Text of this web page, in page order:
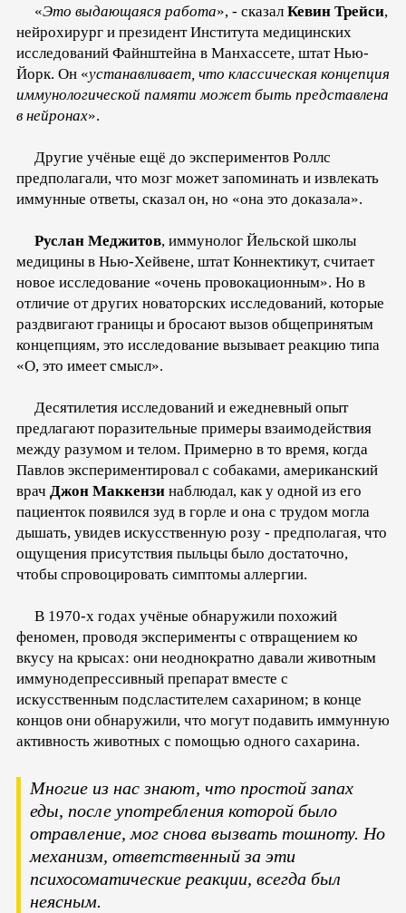
«Это выдающаяся работа», - сказал Кевин Трейси,
нейрохирург и президент Института медицинских
исследований Файнштейна в Манхассете, штат Нью-
Йорк. Он «устанавливает, что классическая концепция
иммунологической памяти может быть представлена
в нейронах».
Другие учёные ещё до экспериментов Роллс
предполагали, что мозг может запоминать и извлекать
иммунные ответы, сказал он, но «она это доказала».
Руслан Меджитов, иммунолог Йельской школы
медицины в Нью-Хейвене, штат Коннектикут, считает
новое исследование «очень провокационным». Но в
отличие от других новаторских исследований, которые
раздвигают границы и бросают вызов общепринятым
концепциям, это исследование вызывает реакцию типа
«О, это имеет смысл».
Десятилетия исследований и ежедневный опыт
предлагают поразительные примеры взаимодействия
между разумом и телом. Примерно в то время, когда
Павлов экспериментировал с собаками, американский
врач Джон Маккензи наблюдал, как у одной из его
пациенток появился зуд в горле и она с трудом могла
дышать, увидев искусственную розу - предполагая, что
ощущения присутствия пыльцы было достаточно,
чтобы спровоцировать симптомы аллергии.
В 1970-х годах учёные обнаружили похожий
феномен, проводя эксперименты с отвращением ко
вкусу на крысах: они неоднократно давали животным
иммунодепрессивный препарат вместе с
искусственным подсластителем сахарином; в конце
концов они обнаружили, что могут подавить иммунную
активность животных с помощью одного сахарина.
Многие из нас знают, что простой запах
еды, после употребления которой было
отравление, мог снова вызвать тошноту. Но
механизм, ответственный за эти
психосоматические реакции, всегда был
неясным.